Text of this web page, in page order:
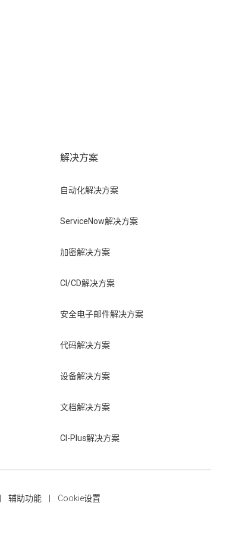
解决方案
自动化解决方案
ServiceNow解决方案
加密解决方案
CI/CD解决方案
安全电子邮件解决方案
代码解决方案
设备解决方案
文档解决方案
CI-Plus解决方案
辅助功能 Cookie设置